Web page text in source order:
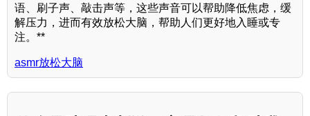
语、刷子声、敲击声等，这些声音可以帮助降低焦虑，缓
解压力，进而有效放松大脑，帮助人们更好地入睡或专
注。**
asmr放松大脑